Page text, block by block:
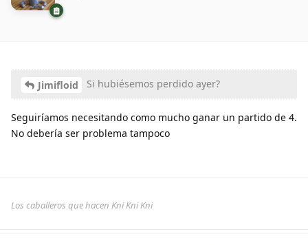
Jimifloid Si hubiésemos perdido ayer?
Seguiríamos necesitando como mucho ganar un partido de 4.
No debería ser problema tampoco
Los caballeros que hacen Kni Kni Kni